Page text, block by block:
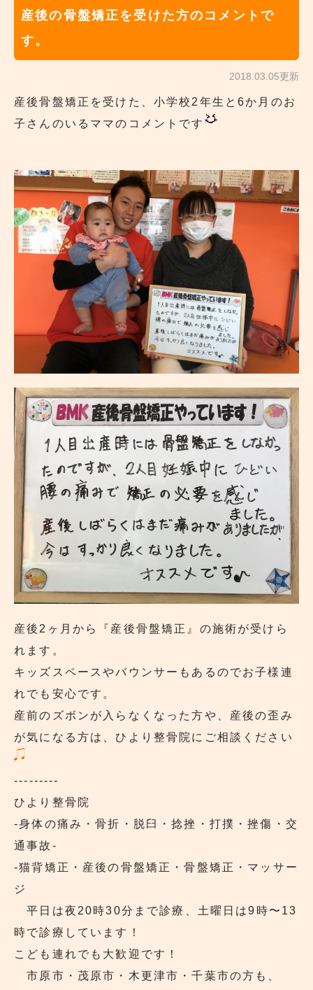
産後の骨盤矯正を受けた方のコメントで
す。
2018.03.05更新
産後骨盤矯正を受けた、小学校2年生と6か月のお
子さんのいるママのコメントです
産後2ヶ月から『産後骨盤矯正』の施術が受けら
れます。
キッズスペースやバウンサーもあるのでお子様連
れでも安心です。
産前のズボンが入らなくなった方や、産後の歪み
が気になる方は、ひより整骨院にご相談ください
---------
ひより整骨院
‐身体の痛み・骨折・脱臼・捻挫・打撲・挫傷・交
通事故‐
‐猫背矯正・産後の骨盤矯正・骨盤矯正・マッサー
ジ
平日は夜20時30分まで診療、土曜日は9時〜13
時で診療しています！
こども連れでも大歓迎です！
市原市・茂原市・木更津市・千葉市の方も、